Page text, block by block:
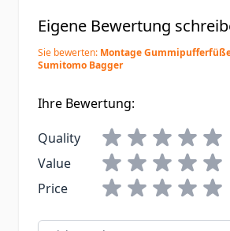
Eigene Bewertung
Sie bewerten: Montage
Sumitomo Bagger
Ihre Bewertung:
Quality
Value
Price